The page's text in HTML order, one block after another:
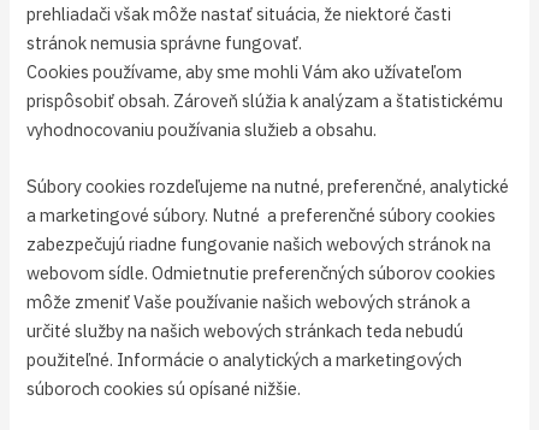
prehliadači však môže nastať situácia, že niektoré časti
stránok nemusia správne fungovať.
Cookies používame, aby sme mohli Vám ako užívateľom
prispôsobiť obsah. Zároveň slúžia k analýzam a štatistickému
vyhodnocovaniu používania služieb a obsahu.
Súbory cookies rozdeľujeme na nutné, preferenčné, analytické
a marketingové súbory. Nutné a preferenčné súbory cookies
zabezpečujú riadne fungovanie našich webových stránok na
webovom sídle. Odmietnutie preferenčných súborov cookies
môže zmeniť Vaše používanie našich webových stránok a
určité služby na našich webových stránkach teda nebudú
použiteľné. Informácie o analytických a marketingových
súboroch cookies sú opísané nižšie.